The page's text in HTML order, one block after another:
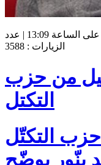
زووم تونيزيا | الأحد، 4 جانفي، 2015 على الساعة 13:09 | عدد
الزيارات : 3588
من حزب
التكتل
التكتّل